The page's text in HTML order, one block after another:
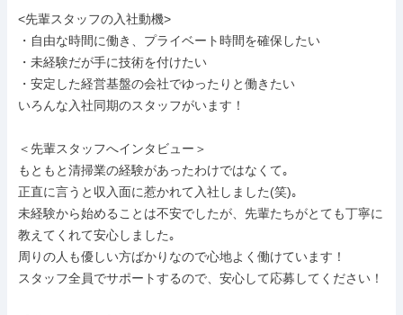
<先輩スタッフの入社動機>
・自由な時間に働き、プライベート時間を確保したい
・未経験だが手に技術を付けたい
・安定した経営基盤の会社でゆったりと働きたい
いろんな入社同期のスタッフがいます！
＜先輩スタッフへインタビュー＞
もともと清掃業の経験があったわけではなくて｡
正直に言うと収入面に惹かれて入社しました(笑)｡
未経験から始めることは不安でしたが、先輩たちがとても丁寧に
教えてくれて安心しました｡
周りの人も優しい方ばかりなので心地よく働けています！
スタッフ全員でサポートするので、安心して応募してください！